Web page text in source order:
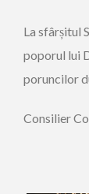
La sfârșitul
poporul lui
poruncilor
Consilier